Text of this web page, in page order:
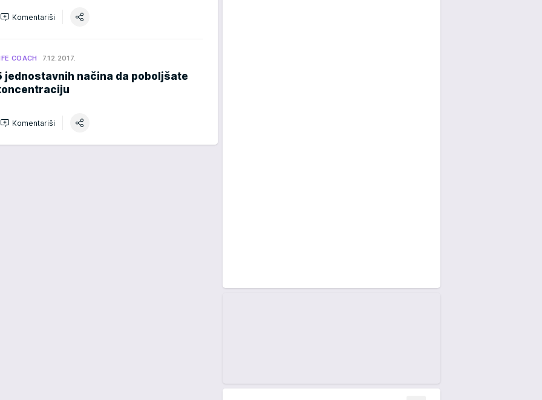
Komentariši
COACH 7.12.2017.
jednostavnih načina da poboljšate
Komentariši